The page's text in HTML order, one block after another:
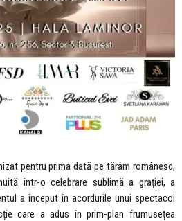
pentru prima dată pe tărâm românesc,
într-o celebrare sublimă a grației, a
a început în acordurile unui spectacol
care a adus în prim-plan frumusețea